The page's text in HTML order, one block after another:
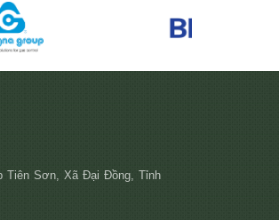
Tiên Sơn, Xã Đại Đồng, Tỉnh